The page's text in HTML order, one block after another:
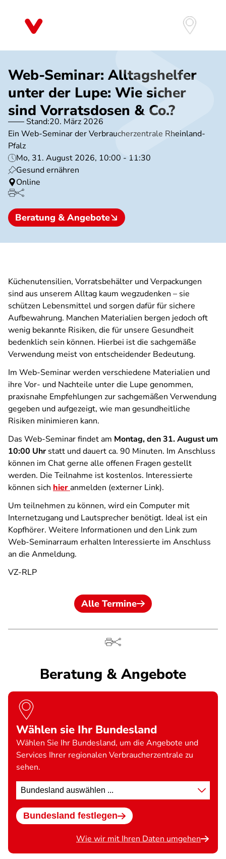
Web-Seminar: Alltagshelfer
unter der Lupe: Wie sicher
sind Vorratsdosen & Co.?
Stand:20. März 2026
Ein Web-Seminar der Verbraucherzentrale Rheinland-
Pfalz
Mo, 31. August 2026, 10:00 - 11:30
Gesund ernähren
Online
Beratung & Angebote
Küchenutensilien, Vorratsbehälter und Verpackungen
sind aus unserem Alltag kaum wegzudenken – sie
schützen Lebensmittel und sorgen dafür für sichere
Aufbewahrung. Manchen Materialien bergen jedoch oft
wenig bekannte Risiken, die für unsere Gesundheit
bedenklich sein können. Hierbei ist die sachgemäße
Verwendung meist von entscheidender Bedeutung.
Im Web-Seminar werden verschiedene Materialien und
ihre Vor- und Nachteile unter die Lupe genommen,
praxisnahe Empfehlungen zur sachgemäßen Verwendung
gegeben und aufgezeigt, wie man gesundheitliche
Risiken minimieren kann.
Das Web-Seminar findet am Montag, den 31. August um
10:00 Uhrstatt und dauert ca. 90 Minuten. Im Anschluss
können im Chat gerne alle offenen Fragen gestellt
werden. Die Teilnahme ist kostenlos. Interessierte
können sich hieranmelden (externer Link).
Um teilnehmen zu können, wird ein Computer mit
Internetzugang und Lautsprecher benötigt. Ideal ist ein
Kopfhörer. Weitere Informationen und den Link zum
Web-Seminarraum erhalten Interessierte im Anschluss
an die Anmeldung.
VZ-RLP
Alle Termine
Beratung & Angebote
Wählen sie Ihr Bundesland
Wählen Sie Ihr Bundesland, um die Angebote und
Services Ihrer regionalen Verbraucherzentrale zu
sehen.
Standort
wählen
Bundesland festlegen
Wie wir mit Ihren Daten umgehen